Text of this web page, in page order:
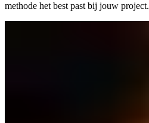
methode het best past bij jouw project.